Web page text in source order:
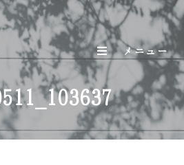
メニュー